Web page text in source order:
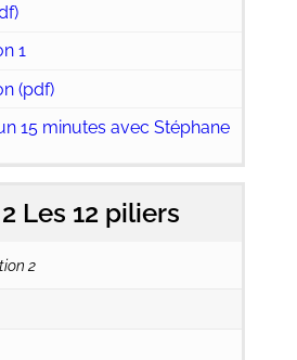
1
(pdf)
15 minutes avec Stéphane
Les 12 piliers
2